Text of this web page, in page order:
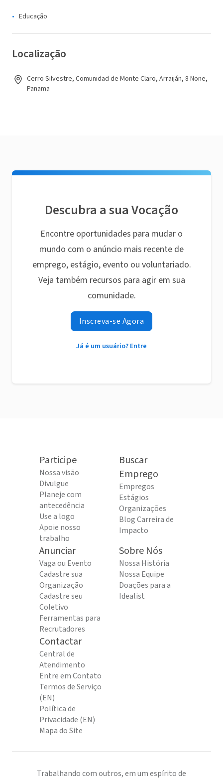
Educação
Localização
Cerro Silvestre, Comunidad de Monte Claro, Arraiján, 8 None,
Panama
Descubra a sua Vocação
Encontre oportunidades para mudar o
mundo com o anúncio mais recente de
emprego, estágio, evento ou voluntariado.
Veja também recursos para agir em sua
comunidade.
Inscreva-se Agora
Já é um usuário? Entre
Participe
Nossa visão
Divulgue
Planeje com
antecedência
Use a logo
Apoie nosso
trabalho
Buscar
Emprego
Empregos
Estágios
Organizações
Blog Carreira de
Impacto
Anunciar
Vaga ou Evento
Cadastre sua
Organização
Cadastre seu
Coletivo
Ferramentas para
Recrutadores
Sobre Nós
Nossa História
Nossa Equipe
Doações para a
Idealist
Contactar
Central de
Atendimento
Entre em Contato
Termos de Serviço
(EN)
Política de
Privacidade (EN)
Mapa do Site
Trabalhando com outros, em um espírito de